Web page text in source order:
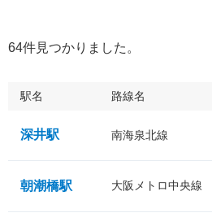
64件見つかりました。
駅名 路線名
深井駅 南海泉北線
朝潮橋駅 大阪メトロ中央線